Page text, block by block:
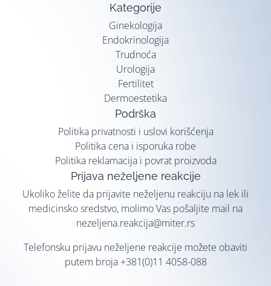
Kategorije
Ginekologija
Endokrinologija
Trudnoća
Urologija
Fertilitet
Dermoestetika
Podrška
Politika privatnosti i uslovi korišćenja
Politika cena i isporuka robe
Politika reklamacija i povrat proizvoda
Prijava neželjene reakcije
Ukoliko želite da prijavite neželjenu reakciju na lek ili
medicinsko sredstvo, molimo Vas pošaljite mail na
nezeljena.reakcija@miter.rs
Telefonsku prijavu neželjene reakcije možete obaviti
putem broja +381(0)11 4058-088